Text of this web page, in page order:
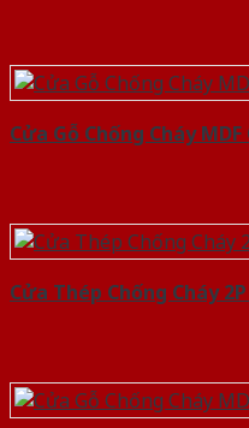
Cửa Gỗ Chống Cháy
Cửa Thép Chống Cháy